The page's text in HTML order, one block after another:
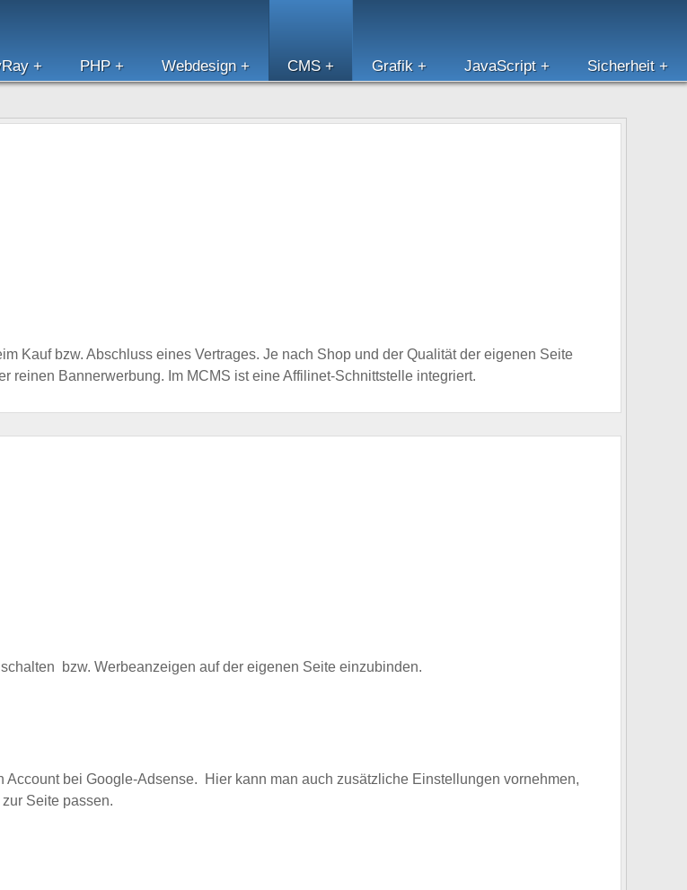
PHP Webdesign CMS Grafik JavaScript Sicherheit
Kauf bzw. Abschluss eines Vertrages. Je nach Shop und der Qualität der eigenen Seite
reinen Bannerwerbung. Im MCMS ist eine Affilinet-Schnittstelle integriert.
bzw. Werbeanzeigen auf der eigenen Seite einzubinden.
bei Google-Adsense. Hier kann man auch zusätzliche Einstellungen vornehmen,
Seite passen.